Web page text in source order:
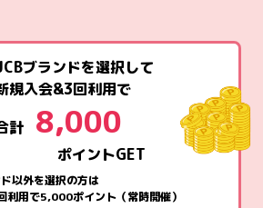
ブランドを選択して
規入会&3回利用で
計
8,000
ポイントGET
以外を選択の方は
利用で5,000ポイント（常時開催）